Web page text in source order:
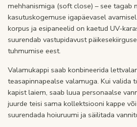
mehhanismiga (soft close) – see tagab
kasutuskogemuse igapäevasel
korpus ja esipaneelid on kaetud UV-
suurendab vastupidavust
tuhmumise eest.
Valamukappi saab konbineerida
teasapinnapealse valamuga. Kui valida
kapist laiem, saab luua personaalse
juurde teisi sama kollektsiooni kappe
suurendada hoiuruumi ja säilitada